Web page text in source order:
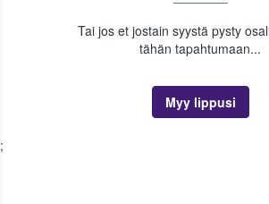
Tai jos et jostain syystä pysty
tähän tapahtumaan...
Myy lippusi
;